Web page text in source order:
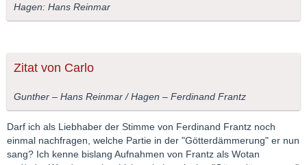
Hagen: Hans Reinmar
Zitat von Carlo
Gunther – Hans Reinmar / Hagen – Ferdinand Frantz
Darf ich als Liebhaber der Stimme von Ferdinand Frantz noch
einmal nachfragen, welche Partie in der "Götterdämmerung" er nun
sang? Ich kenne bislang Aufnahmen von Frantz als Wotan